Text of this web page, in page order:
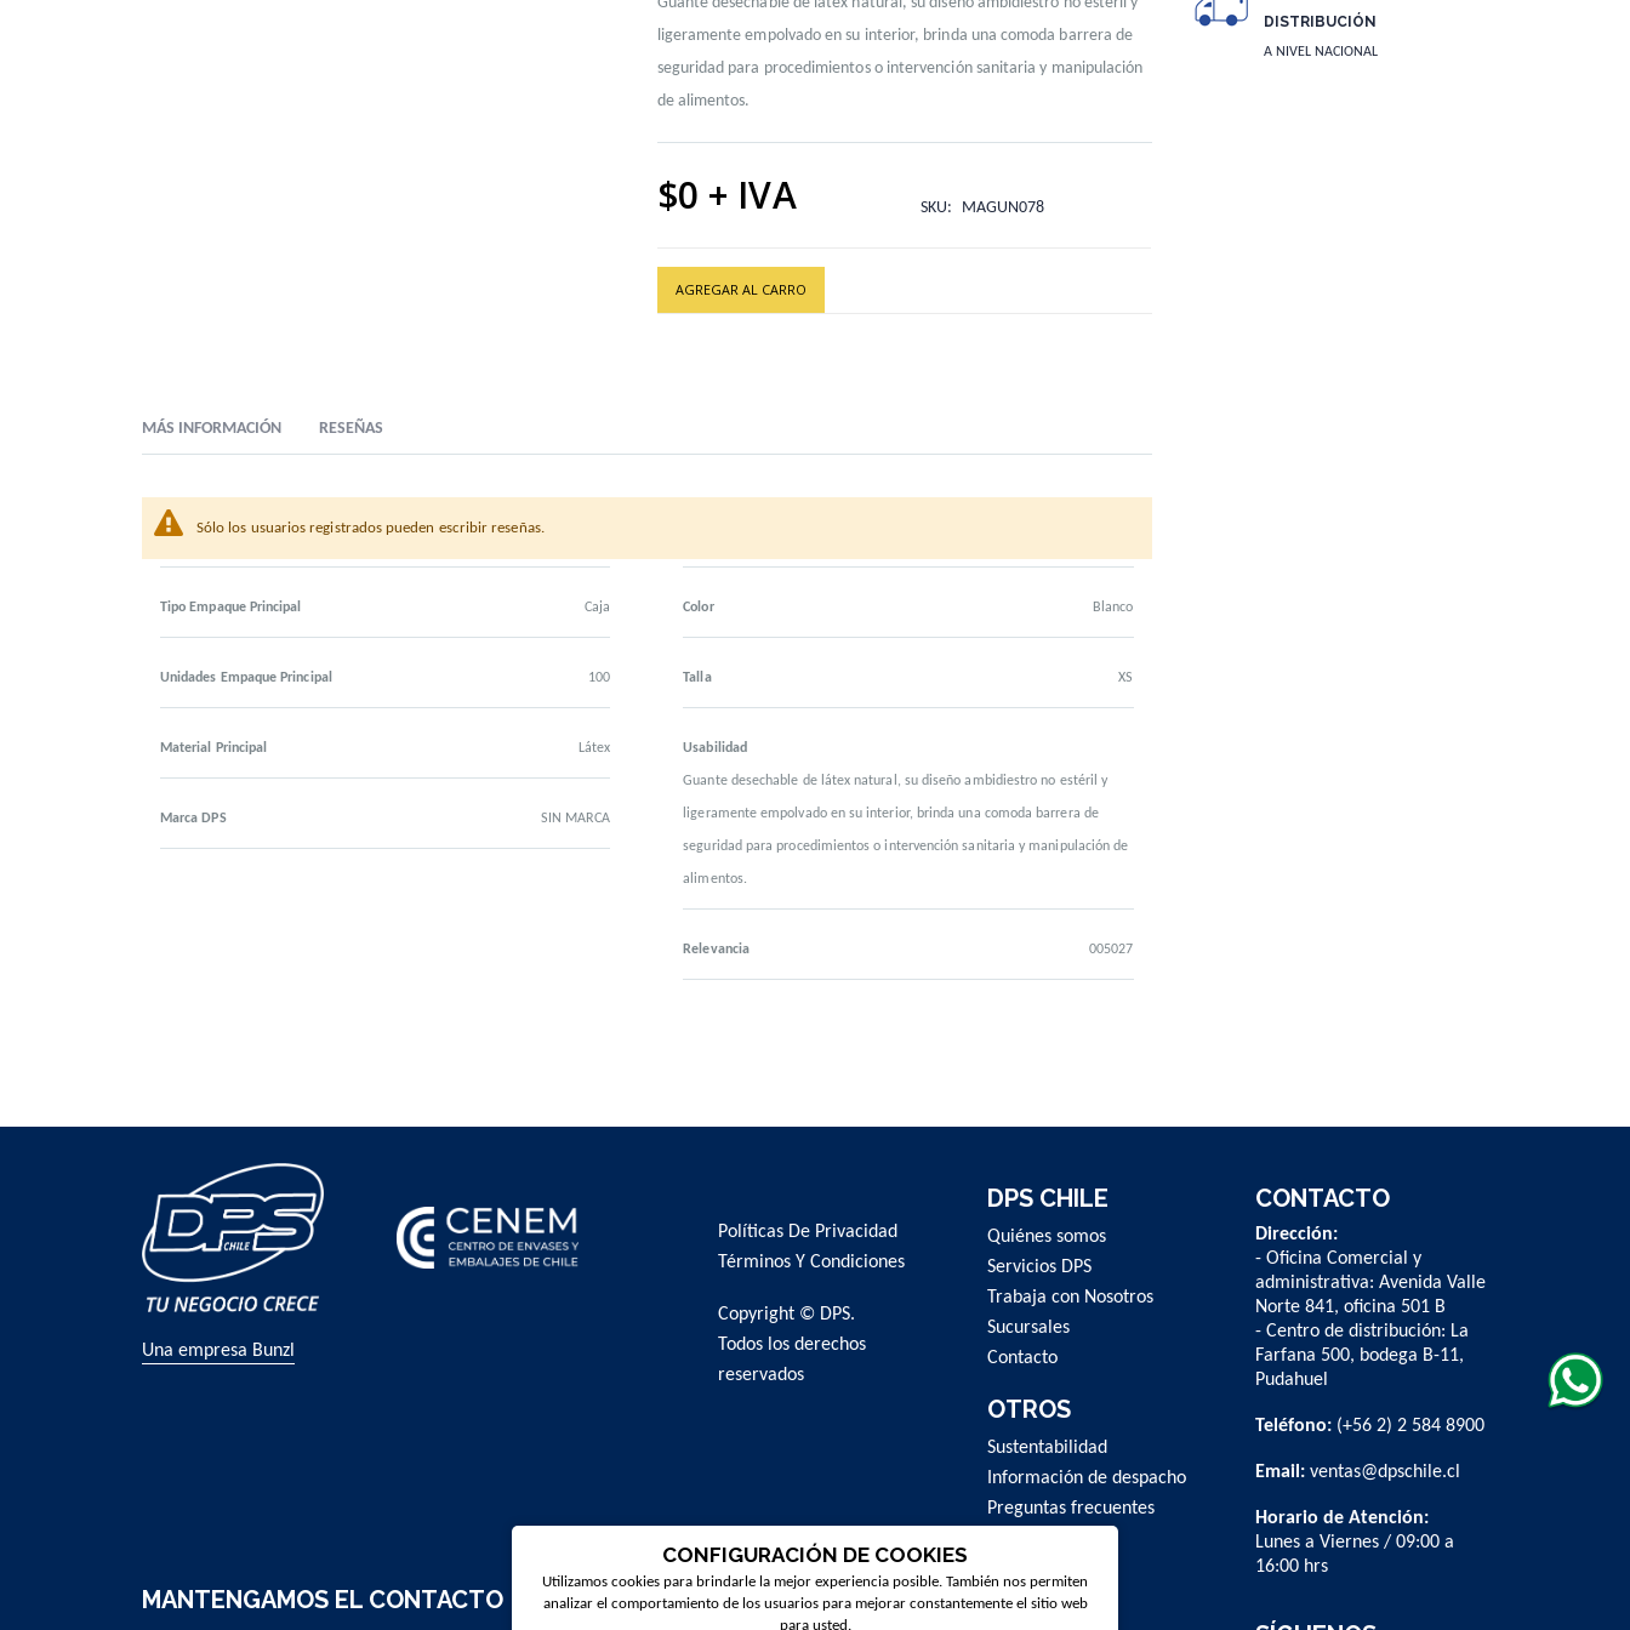
ligeramente empolvado en su interior, brinda una comoda barrera de
seguridad para procedimientos o intervención sanitaria y manipulación
de alimentos.
$0 SKU MAGUN078
AGREGAR AL CARRO
MÁS INFORMACIÓN
Descripción Comercial GUANTE LATEX NITRO GLOVE T-XS 1X100
Tipo Empaque Principal Caja
Unidades Empaque Principal 100
Material Principal Látex
Marca DPS SIN MARCA
Color Blanco
Talla XS
Usabilidad
Guante desechable de látex natural, su diseño ambidiestro no estéril y
ligeramente empolvado en su interior, brinda una comoda barrera de
seguridad para procedimientos o intervención sanitaria y manipulación de
alimentos.
Relevancia 005027
RESEÑAS
Sólo los usuarios registrados pueden escribir reseñas.
DISTRIBUCIÓN
A NIVEL NACIONAL
Una empresa Bunzl
MANTENGAMOS EL CONTACTO
Políticas De Privacidad
Términos Y Condiciones
Copyright © DPS.
Todos los derechos
reservados
DPS CHILE
Quiénes somos
Servicios DPS
Trabaja con Nosotros
Sucursales
Contacto
OTROS
Sustentabilidad
Información de despacho
Preguntas frecuentes
CONTACTO
Dirección:
- Oficina Comercial y
administrativa: Avenida Valle
Norte 841, oficina 501 B
- Centro de distribución: La
Farfana 500, bodega B-11,
Pudahuel
Teléfono: (+56 2) 2 584 8900
Email: ventas@dpschile.cl
Horario de Atención:
Lunes a Viernes / 09:00 a
16:00 hrs
CONFIGURACIÓN DE COOKIES
Utilizamos cookies para brindarle la mejor experiencia posible. También nos permiten
analizar el comportamiento de los usuarios para mejorar constantemente el sitio web
para usted.